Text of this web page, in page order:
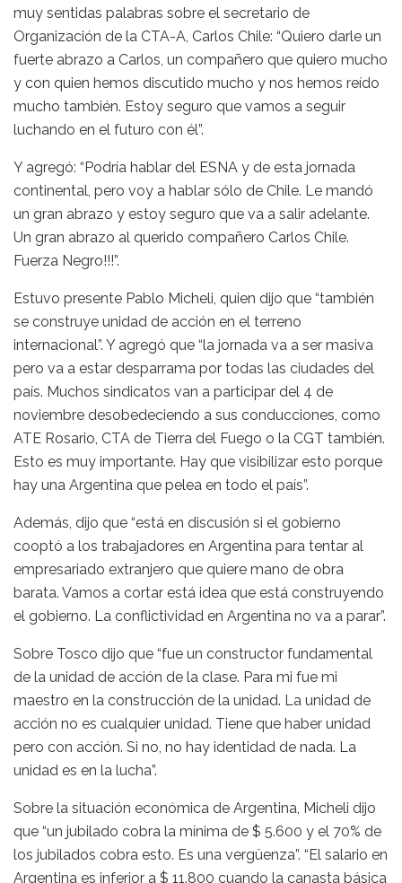
muy sentidas palabras sobre el secretario de
Organización de la CTA-A, Carlos Chile: “Quiero darle un
fuerte abrazo a Carlos, un compañero que quiero mucho
y con quien hemos discutido mucho y nos hemos reído
mucho también. Estoy seguro que vamos a seguir
luchando en el futuro con él”.
Y agregó: “Podría hablar del ESNA y de esta jornada
continental, pero voy a hablar sólo de Chile. Le mandó
un gran abrazo y estoy seguro que va a salir adelante.
Un gran abrazo al querido compañero Carlos Chile.
Fuerza Negro!!!”.
Estuvo presente Pablo Micheli, quien dijo que “también
se construye unidad de acción en el terreno
internacional”. Y agregó que “la jornada va a ser masiva
pero va a estar desparrama por todas las ciudades del
país. Muchos sindicatos van a participar del 4 de
noviembre desobedeciendo a sus conducciones, como
ATE Rosario, CTA de Tierra del Fuego o la CGT también.
Esto es muy importante. Hay que visibilizar esto porque
hay una Argentina que pelea en todo el país”.
Además, dijo que “está en discusión si el gobierno
cooptó a los trabajadores en Argentina para tentar al
empresariado extranjero que quiere mano de obra
barata. Vamos a cortar está idea que está construyendo
el gobierno. La conflictividad en Argentina no va a parar”.
Sobre Tosco dijo que “fue un constructor fundamental
de la unidad de acción de la clase. Para mi fue mi
maestro en la construcción de la unidad. La unidad de
acción no es cualquier unidad. Tiene que haber unidad
pero con acción. Si no, no hay identidad de nada. La
unidad es en la lucha”.
Sobre la situación económica de Argentina, Micheli dijo
que “un jubilado cobra la mínima de $ 5.600 y el 70% de
los jubilados cobra esto. Es una vergüenza”. “El salario en
Argentina es inferior a $ 11.800 cuando la canasta básica